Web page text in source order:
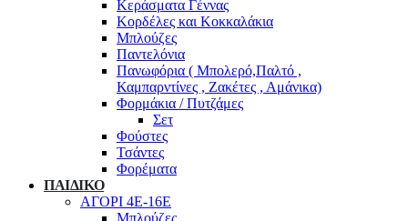
Κεράσματα Γέννας
Κορδέλες και Κοκκαλάκια
Μπλούζες
Παντελόνια
Πανωφόρια ( Μπολερό,Παλτό ,
Καμπαρντίνες , Ζακέτες , Αμάνικα)
Φορμάκια / Πυτζάμες
Σετ
Φούστες
Τσάντες
Φορέματα
ΠΑΙΔΙΚΟ
ΑΓΟΡΙ 4Ε-16Ε
Μπλούζες